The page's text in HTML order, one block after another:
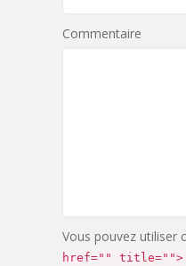
Commentaire
Vous pouvez utiliser
href="" title="">